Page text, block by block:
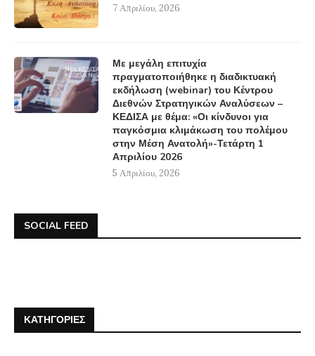
7 Απριλίου, 2026
Με μεγάλη επιτυχία
πραγματοποιήθηκε η διαδικτυακή
εκδήλωση (webinar) του Κέντρου
Διεθνών Στρατηγικών Αναλύσεων –
ΚΕΔΙΣΑ με θέμα: «Οι κίνδυνοι για
παγκόσμια κλιμάκωση του πολέμου
στην Μέση Ανατολή»-Τετάρτη 1
Απριλίου 2026
5 Απριλίου, 2026
SOCIAL FEED
ΚΑΤΗΓΟΡΊΕΣ